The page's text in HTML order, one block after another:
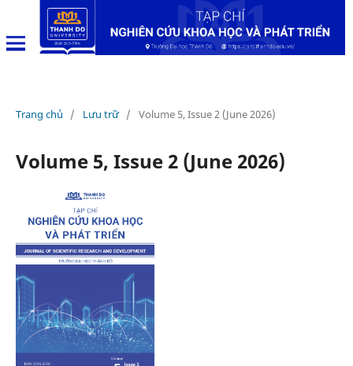
Trang chủ / Lưu trữ / Volume 5, Issue 2 (June 2026)
Volume 5, Issue 2 (June 2026)